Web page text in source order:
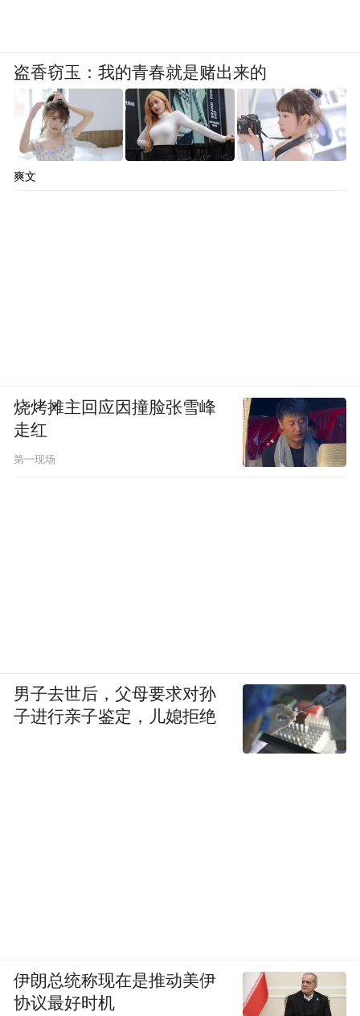
盗香窃玉：我的青春就是赌出来的
爽文
烧烤摊主回应因撞脸张雪峰
走红
第一现场
男子去世后，父母要求对孙
子进行亲子鉴定，儿媳拒绝
伊朗总统称现在是推动美伊
协议最好时机